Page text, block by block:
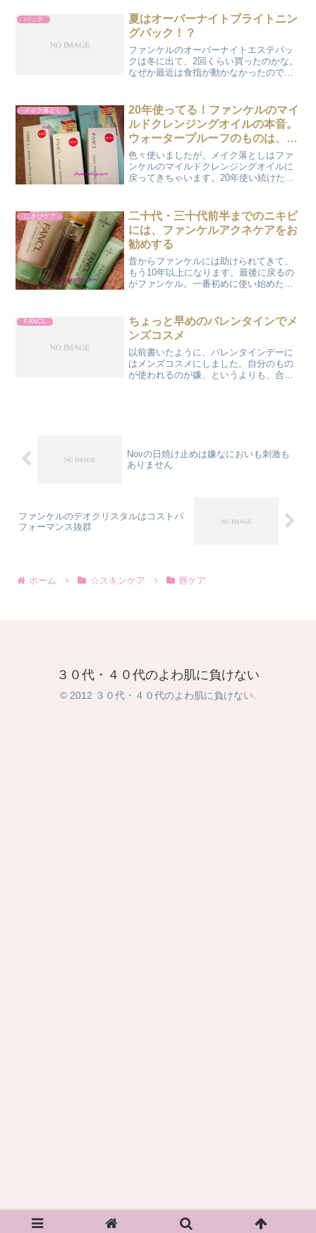
だか意味不明です。出してみてみましょ
うか。どういうことかわか...
パック
夏はオーバーナイトブライトニン
グパック！？
ファンケルのオーバーナイトエステパッ
クは冬に出て、2回くらい買ったのかな。
なぜか最近は食指が動かなかったのです
うものが夏コフレの中に入っていまし
た。これこれ。これが毎年...
メイク落とし
20年使ってる！ファンケルのマイ
ルドクレンジングオイルの本音。
ウォータープルーフのものは、ポ
イントメイク落としを使う
色々使いましたが、メイク落としはファ
ンケルのマイルドクレンジングオイルに
戻ってきちゃいます。20年使い続けた私
別途ポイントメイク落としを使ってま
す。
にきびケア
二十代・三十代前半までのニキビ
には、ファンケルアクネケアをお
勧めする
昔からファンケルには助けられてきて、
もう10年以上になります。最後に戻るの
がファンケル。一番初めに使い始めたの
頃から使っておりました。こんな写真も
残っています。二十代・三...
FANCL
ちょっと早めのバレンタインでメ
ンズコスメ
以前書いたように、バレンタインデーに
はメンズコスメにしました。自分のもの
が使われるのが嫌、というよりも、合っ
Novの日焼け止めは嫌なにおいも刺激も
ありません
ファンケルのデオクリスタルはコストパ
フォーマンス抜群
ホーム ☆スキンケア 唇ケア
３０代・４０代のよわ肌に負けない
© 2012 ３０代・４０代のよわ肌に負けない.